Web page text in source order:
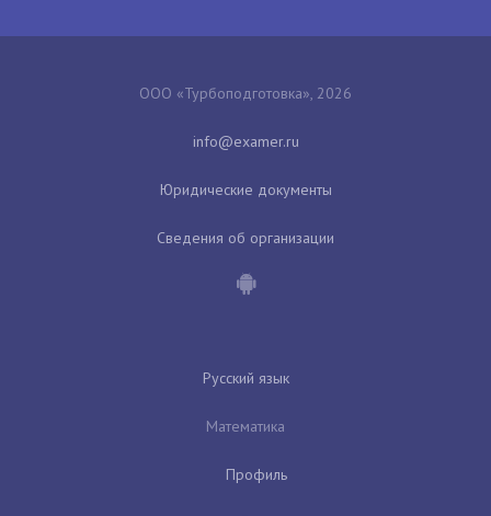
ООО «Турбоподготовка», 2026
Юридические документы
Сведения об организации
Русский язык
Математика
Профиль